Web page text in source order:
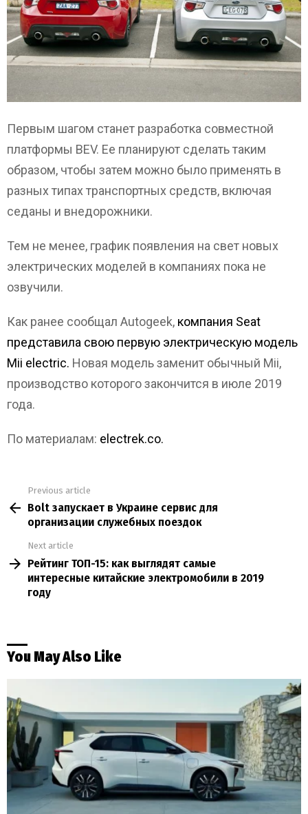
Первым шагом станет разработка совместной
платформы BEV. Ее планируют сделать таким
образом, чтобы затем можно было применять в
разных типах транспортных средств, включая
седаны и внедорожники.
Тем не менее, график появления на свет новых
электрических моделей в компаниях пока не
озвучили.
Как ранее сообщал Autogeek, компания Seat
представила свою первую электрическую модель
Mii electric. Новая модель заменит обычный Mii,
производство которого закончится в июле 2019
года.
По материалам: electrek.co.
more
Previous article
Bolt запускает в Украине сервис для
организации служебных поездок
Next article
Рейтинг ТОП-15: как выглядят самые
интересные китайские электромобили в 2019
году
You May Also Like